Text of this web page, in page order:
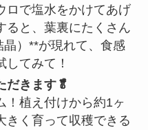
ロで塩水をかけてあげ
ると、葉裏にたくさん
）**が現れて、食感
してみて！
だきます🥬
！植え付けから約1ヶ
きく育って収穫できる